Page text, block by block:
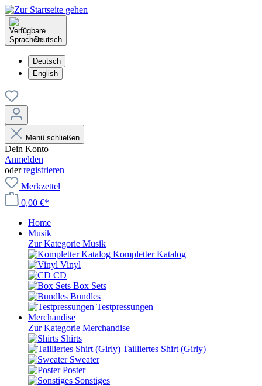
Deutsch
Deutsch
English
Menü schließen
Dein Konto
Anmelden
oderregistrieren
Merkzettel
0,00 €*
Home
Musik
Zur Kategorie Musik
Kompletter Katalog
Vinyl
CD
Box Sets
Bundles
Testpressungen
Merchandise
Zur Kategorie Merchandise
Shirts
Tailliertes Shirt (Girly)
Sweater
Poster
Sonstiges